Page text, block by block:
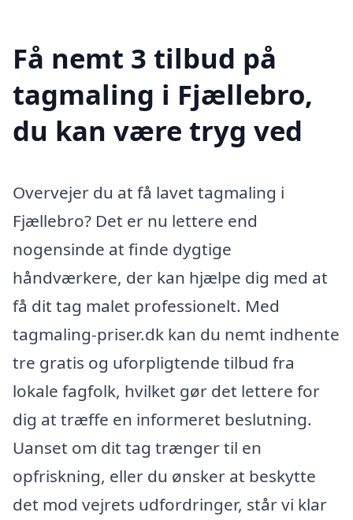
Få nemt 3 tilbud på
tagmaling i Fjællebro,
du kan være tryg ved
Overvejer du at få lavet tagmaling i
Fjællebro? Det er nu lettere end
nogensinde at finde dygtige
håndværkere, der kan hjælpe dig med at
få dit tag malet professionelt. Med
tagmaling-priser.dk kan du nemt indhente
tre gratis og uforpligtende tilbud fra
lokale fagfolk, hvilket gør det lettere for
dig at træffe en informeret beslutning.
Uanset om dit tag trænger til en
opfriskning, eller du ønsker at beskytte
det mod vejrets udfordringer, står vi klar